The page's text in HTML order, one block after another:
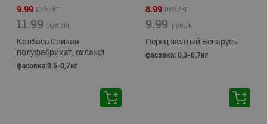
9.99 руб./кг
11.99 руб./кг
Колбаса Свиная
полуфабрикат, охлажд
фасовка:0,5-0,7кг
8.99 руб./кг
9.99 руб./кг
Перец желтый Беларусь
фасовка: 0,3-0,7кг